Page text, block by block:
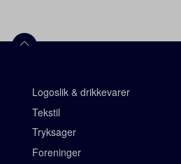
Logoslik & drikkevarer
Tekstil
Tryksager
Foreninger